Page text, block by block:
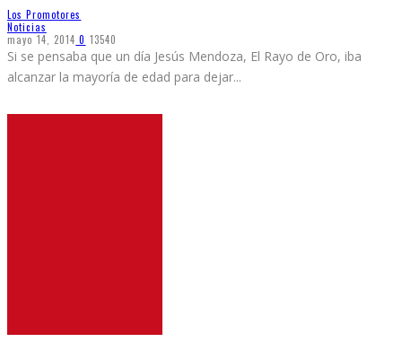
Los Promotores
Noticias
mayo 14, 2014 0 13540
Si se pensaba que un día Jesús Mendoza, El Rayo de Oro, iba
alcanzar la mayoría de edad para dejar...